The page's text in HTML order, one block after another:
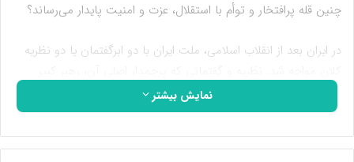
چنین قله پرافتخار و توأم با استقلال، عزت و امنیت پایدار می‌رساند؟
در ایران بعد از انقلاب اسلامی، ملت ایران با دو ابرگفتمان یا دو نظریه
انقلاب اسلامی، حضرت امام خمینی(قدس‌الله نفسه الزکیه) بود و بر این
تأکید داشت که ملت ایران باید روی پای خود بایستد و براساس منافع
خود با دیگر کشورها در تعامل باشد و از آنجا که آمریکا، خلق و خوی
جهانخواری و استکباری دارد، باید در برابر آن ایستاد و لحظه‌ای از
نمایش بیشتر